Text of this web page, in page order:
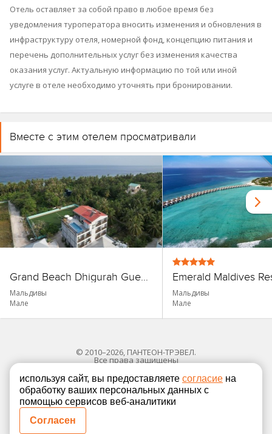
Отель оставляет за собой право в любое время без
уведомления туроператора вносить изменения и обновления в
инфраструктуру отеля, номерной фонд, концепцию питания и
перечень дополнительных услуг без изменения качества
оказания услуг. Актуальную информацию по той или иной
услуге в отеле необходимо уточнять при бронировании.
Вместе с этим отелем просматривали
Grand Beach Dhigurah Guest House
Мальдивы
Мале
Мальдивы
Мале
© 2010–2026, ПАНТЕОН-ТРЭВЕЛ.
Все права защищены
Политика в отношении обработки персональных
Согласие на обработку персональных данных
используя сайт, вы предоставляете согласие на
обработку ваших персональных данных с
помощью сервисов веб-аналитики
Согласен